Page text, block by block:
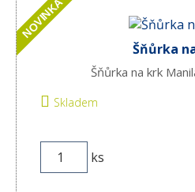
NOVINKA
Šňůrka
Šňůrka na krk
Skladem
ks